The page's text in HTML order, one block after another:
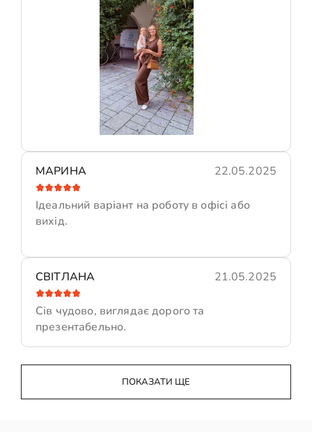
МАРИНА 22.05.2025
Ідеальний варіант на роботу в офісі або
вихід.
СВІТЛАНА 21.05.2025
Сів чудово, виглядає дорого та
презентабельно.
ПОКАЗАТИ ЩЕ